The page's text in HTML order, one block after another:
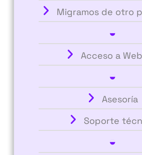
Migramos de otro
◒
Acceso a
◒
Asesoría
Soporte
◒